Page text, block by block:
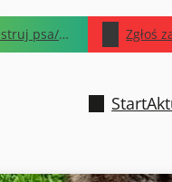
Zarejestruj psa/kota Zgłoś
Start